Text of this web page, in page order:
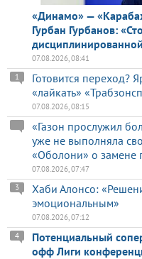
«Динамо» —
Гурбан Гурбанов:
07.08.2026, 08:41
Готовится переход?
«лайкать»
1
07.08.2026, 08:15
«Газон прослужил
уже не выполняла
«Оболони» о замене
07.08.2026, 07:47
Хаби Алонсо:
эмоциональным»
3
07.08.2026, 07:12
Потенциальный
офф Лиги
4